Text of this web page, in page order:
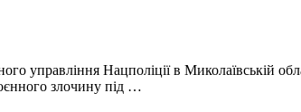
управління Нацполіції в Миколаївській
злочину під …